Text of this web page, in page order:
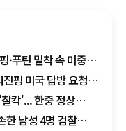
·푸틴 밀착 속 미중
핑 미국 답방 요청…
칵'... 한중 정상
한 남성 4명 검찰